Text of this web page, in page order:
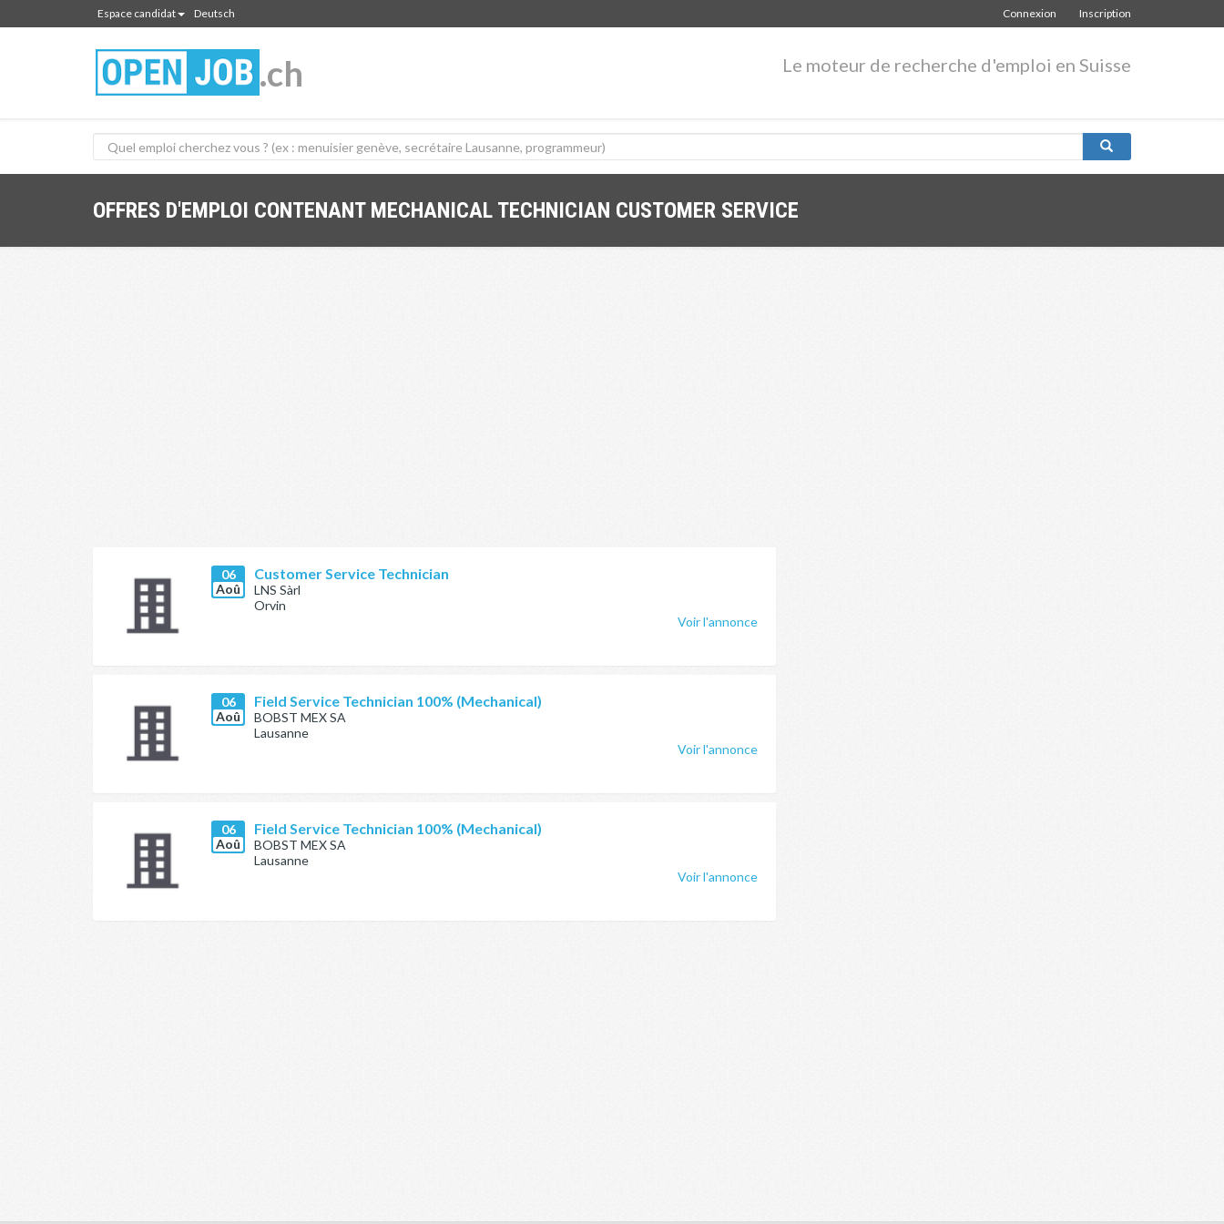
Espace candidat Deutsch Inscription
Connexion
.ch Le moteur de recherche d'emploi en Suisse
OFFRES D'EMPLOI CONTENANT MECHANICAL TECHNICIAN CUSTOMER SERVICE
06
Aoû
Customer Service Technician
LNS Sàrl
Orvin
Voir l'annonce
06
Aoû
Field Service Technician 100% (Mechanical)
BOBST MEX SA
Lausanne
Voir l'annonce
06
Aoû
Field Service Technician 100% (Mechanical)
BOBST MEX SA
Lausanne
Voir l'annonce